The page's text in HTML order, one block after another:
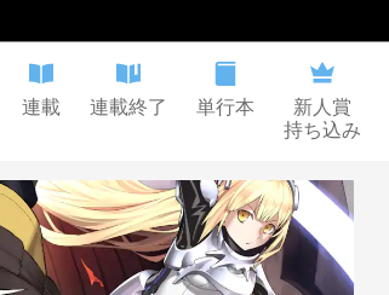
連載 連載終了 単行本
新人賞
持ち込み